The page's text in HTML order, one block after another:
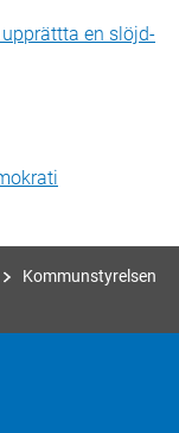
en slöjd-
Kommunstyrelsen